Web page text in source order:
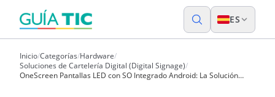
ES
Inicio/Categorías/Hardware/
Soluciones de Cartelería Digital (Digital Signage)/
OneScreen Pantallas LED con SO Integrado Android: La Solución